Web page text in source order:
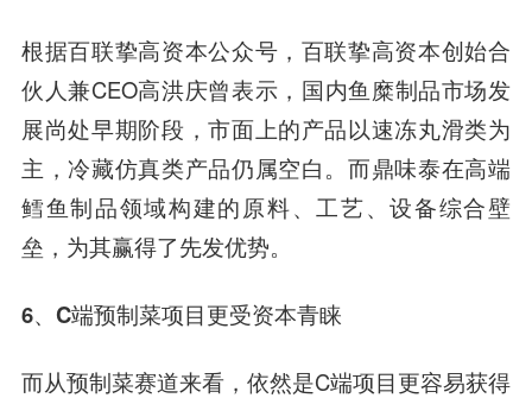
根据百联挚高资本公众号，百联挚高资本创始合
伙人兼CEO高洪庆曾表示，国内鱼糜制品市场发
展尚处早期阶段，市面上的产品以速冻丸滑类为
主，冷藏仿真类产品仍属空白。而鼎味泰在高端
鳕鱼制品领域构建的原料、工艺、设备综合壁
垒，为其赢得了先发优势。
6、C端预制菜项目更受资本青睐
而从预制菜赛道来看，依然是C端项目更容易获得